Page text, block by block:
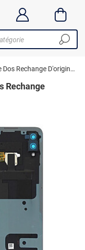
Cache batterie Honor 10 Lite Dos Rechange D'origine Huawei bleu
Rechange